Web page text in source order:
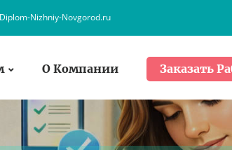
Nizhniy-Novgorod.ru
О Компании Заказать